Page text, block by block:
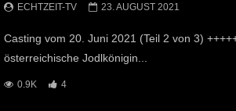
ECHTZEIT-TV 23. AUGUST 2021
Casting vom 20. Juni 2021 (Teil 2 von 3)
österreichische Jodlkönigin...
0.9K 4